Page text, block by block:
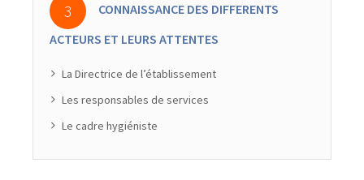
CONNAISSANCE DES DIFFERENTS
ACTEURS ET LEURS ATTENTES
La Directrice de l’établissement
Les responsables de services
Le cadre hygiéniste